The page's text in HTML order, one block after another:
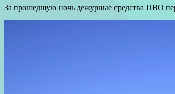
За прошедшую ночь дежурные средства ПВО